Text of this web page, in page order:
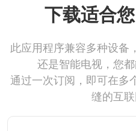
下载适合
此应用程序兼容多种设备
还是智能电视，您都
通过一次订阅，即可在多
缝的互联